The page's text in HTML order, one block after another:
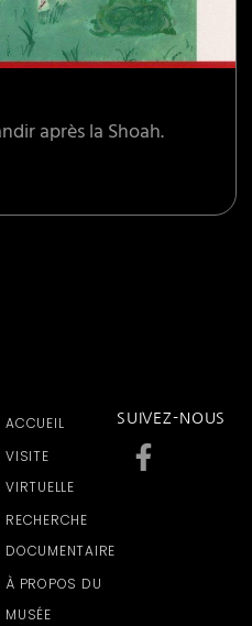
après la Shoah.
ACCUEIL
VISITE
VIRTUELLE
RECHERCHE
DOCUMENTAIRE
À PROPOS DU
MUSÉE
SUIVEZ-NOUS